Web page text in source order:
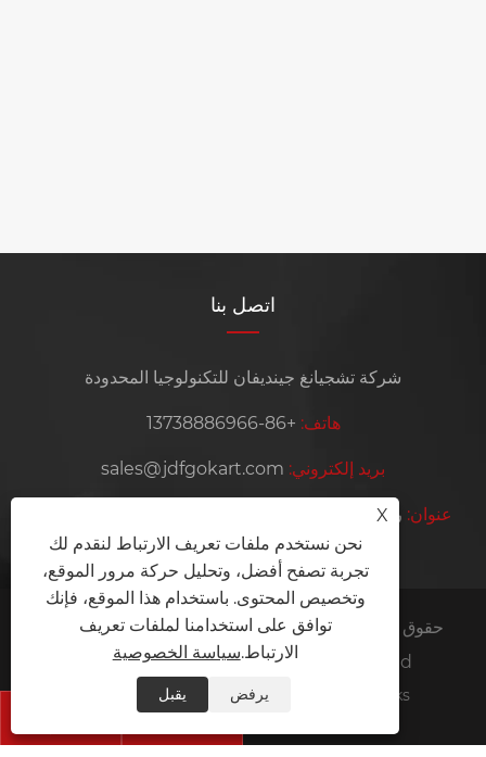
اتصل بنا
شركة تشجيانغ جينديفان للتكنولوجيا المحدودة
هاتف: +86-13738886966
بريد إلكتروني: sales@jdfgokart.com
عنوان:
مدينة يوياو، مقاطعة تشجيانغ، الصين
حقوق الطبع والنشر © 2025 شركة Zhejiang Jindifan
Technology Co., Ltd. جميع الحقوق محفوظة.
Links
RSS
XML سياسة الخصوصية
X
نحن نستخدم ملفات تعريف الارتباط لنقدم لك
تجربة تصفح أفضل، وتحليل حركة مرور الموقع،
وتخصيص المحتوى. باستخدام هذا الموقع، فإنك
توافق على استخدامنا لملفات تعريف
الارتباط.سياسة الخصوصية
يرفض يقبل